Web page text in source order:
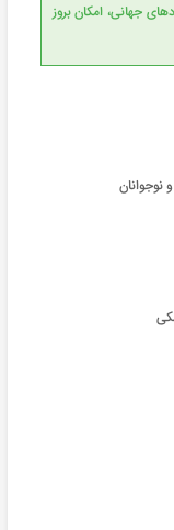
به دلیل تطابق با دانش به روز و مورد تایید استانداردهای جهانی، امکان بروز
نوجوانان